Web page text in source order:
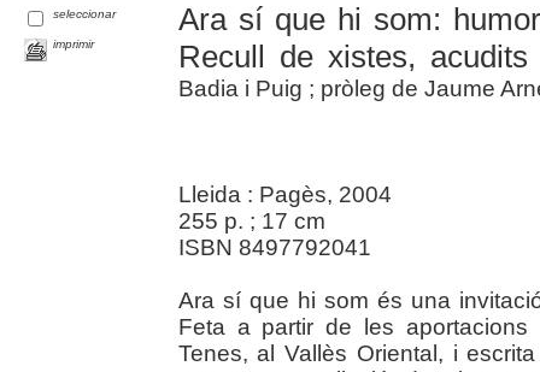
seleccionar
imprimir
Ara sí que hi som:
Recull de xistes,
Badia i Puig ; pròleg de Jaume
Lleida : Pagès, 2004
255 p. ; 17 cm
ISBN 8497792041
Ara sí que hi som és una
Feta a partir de les
Tenes, al Vallès Oriental, i